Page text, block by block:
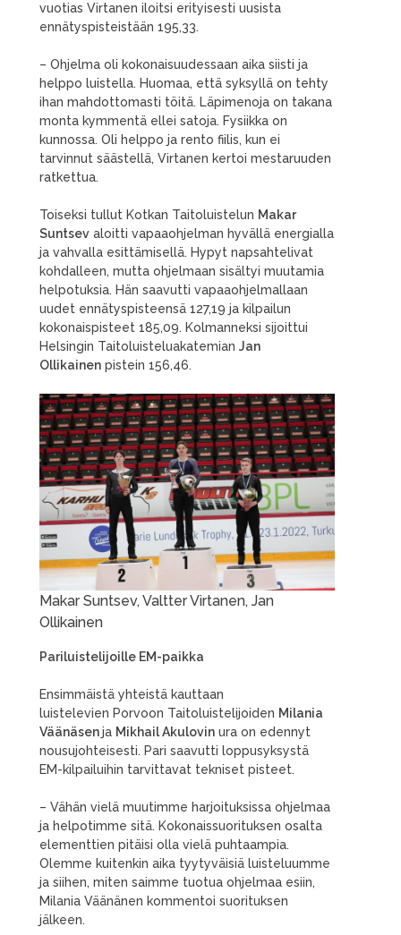
vuotias Virtanen iloitsi erityisesti uusista
ennätyspisteistään 195,33.
– Ohjelma oli kokonaisuudessaan aika siisti ja
helppo luistella. Huomaa, että syksyllä on tehty
ihan mahdottomasti töitä. Läpimenoja on takana
monta kymmentä ellei satoja. Fysiikka on
kunnossa. Oli helppo ja rento fiilis, kun ei
tarvinnut säästellä, Virtanen kertoi mestaruuden
ratkettua.
Toiseksi tullut Kotkan Taitoluistelun Makar
Suntsev aloitti vapaaohjelman hyvällä energialla
ja vahvalla esittämisellä. Hypyt napsahtelivat
kohdalleen, mutta ohjelmaan sisältyi muutamia
helpotuksia. Hän saavutti vapaaohjelmallaan
uudet ennätyspisteensä 127,19 ja kilpailun
kokonaispisteet 185,09. Kolmanneksi sijoittui
Helsingin Taitoluisteluakatemian Jan
Ollikainen pistein 156,46.
Makar Suntsev, Valtter Virtanen, Jan
Ollikainen
Pariluistelijoille EM-paikka
Ensimmäistä yhteistä kauttaan
luistelevien Porvoon Taitoluistelijoiden Milania
Väänäsenja Mikhail Akulovin ura on edennyt
nousujohteisesti. Pari saavutti loppusyksystä
EM-kilpailuihin tarvittavat tekniset pisteet.
– Vähän vielä muutimme harjoituksissa ohjelmaa
ja helpotimme sitä. Kokonaissuorituksen osalta
elementtien pitäisi olla vielä puhtaampia.
Olemme kuitenkin aika tyytyväisiä luisteluumme
ja siihen, miten saimme tuotua ohjelmaa esiin,
Milania Väänänen kommentoi suorituksen
jälkeen.